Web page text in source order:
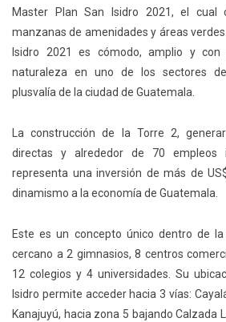
Master Plan San Isidro 2021, el
manzanas de amenidades y áreas
Isidro 2021 es cómodo, amplio y con
naturaleza en uno de los sectores
plusvalía de la ciudad de Guatemala.
La construcción de la Torre 2,
directas y alrededor de 70 empleos
representa una inversión de más de
dinamismo a la economía de Guatemala.
Este es un concepto único dentro de
cercano a 2 gimnasios, 8 centros
12 colegios y 4 universidades. Su
Isidro permite acceder hacia 3 vías:
Kanajuyú, hacia zona 5 bajando Calzada